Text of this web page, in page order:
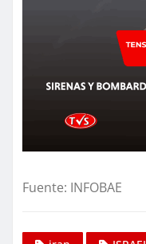
Fuente: INFOBAE